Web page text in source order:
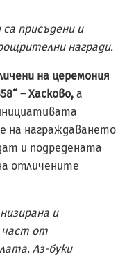
присъдени и
награди.
на церемония
– Хасково, а
на награждаването
и подредената
отличените
и
част от
Аз-буки